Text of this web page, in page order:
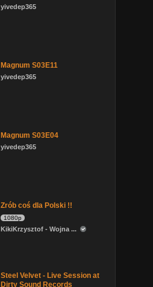
yivedep365
Magnum S03E11
yivedep365
Magnum S03E04
yivedep365
Zrób coś dla Polski !!
1080p
KikiKrzysztof - Wojna ...
Steel Velvet - Live Session at
Dirty Sound Records